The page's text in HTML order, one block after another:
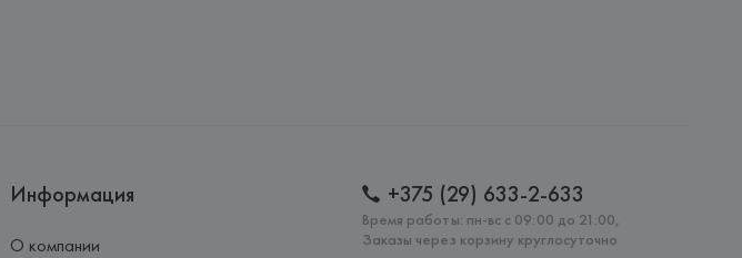
Информация
О компании
+375 (29) 633-2-633
Время работы: пн-вс с 09:00 до 21:00,
Заказы через корзину круглосуточно